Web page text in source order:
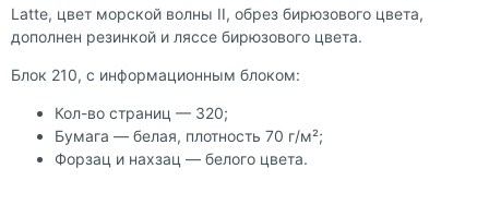
Latte, цвет морской волны II, обрез бирюзового цвета,
дополнен резинкой и ляссе бирюзового цвета.
Блок 210, с информационным блоком:
Кол-во страниц — 320;
Бумага — белая, плотность 70 г/м²;
Форзац и нахзац — белого цвета.